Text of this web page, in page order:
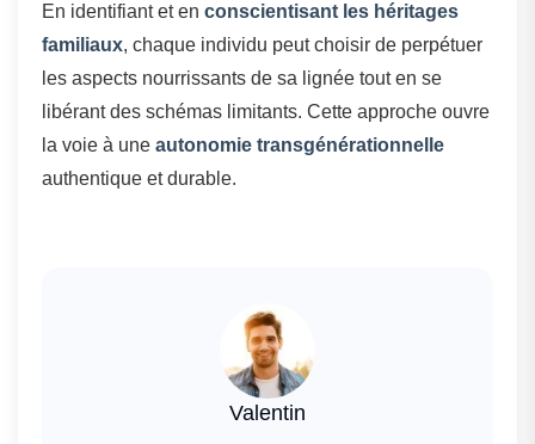
En identifiant et en conscientisant les héritages
familiaux, chaque individu peut choisir de perpétuer
les aspects nourrissants de sa lignée tout en se
libérant des schémas limitants. Cette approche ouvre
la voie à une autonomie transgénérationnelle
authentique et durable.
Valentin